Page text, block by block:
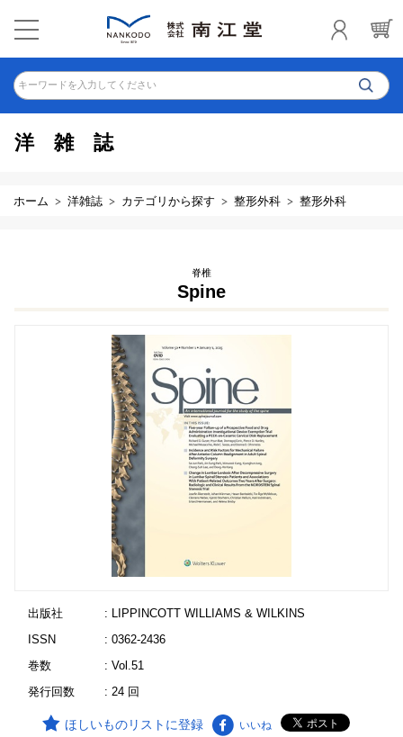
キーワードを入力してください
洋雑誌
ホーム 洋雑誌 カテゴリから探す 整形外科 整形外科
脊椎
Spine
出版社
: LIPPINCOTT WILLIAMS & WILKINS
ISSN
: 0362-2436
巻数
: Vol.51
発行回数
: 24 回
ほしいものリストに登録 いいね